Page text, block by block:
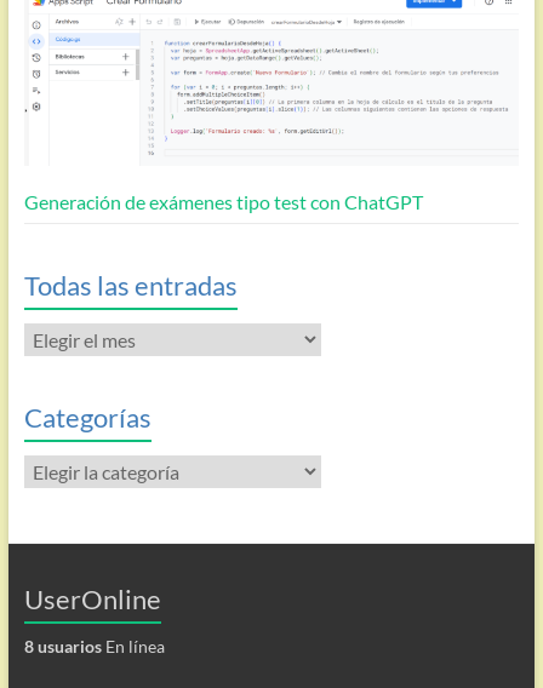
Generación de exámenes tipo test con ChatGPT
Todas las entradas
Todas
las
Categorías
Categorías
UserOnline
8 usuariosEn línea